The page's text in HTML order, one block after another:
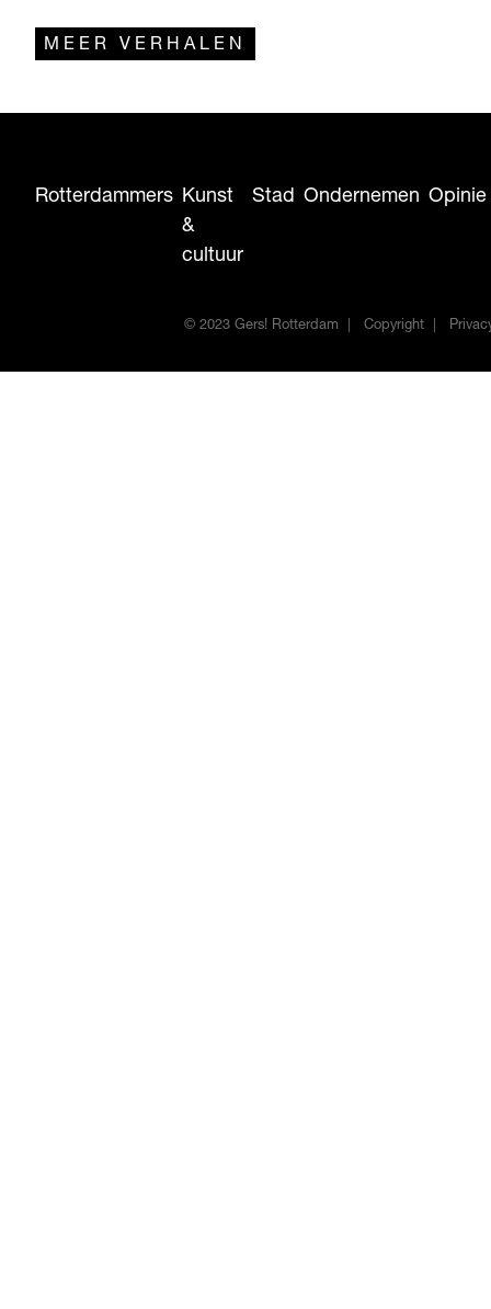
leren jack. Het gaat niet om het jaar 1969,
maar over nostalgie en making love in the
MEER VERHALEN
Rotterdammers Kunst
&
cultuur
Stad Ondernemen Opinie
© 2023 Gers! Rotterdam Copyright